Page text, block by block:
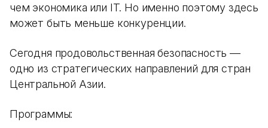
чем экономика или IT. Но именно поэтому здесь
может быть меньше конкуренции.
Сегодня продовольственная безопасность —
одно из стратегических направлений для стран
Центральной Азии.
Программы: